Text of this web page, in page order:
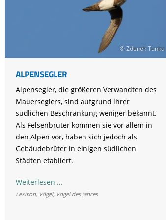
© Zdenek Tunka
ALPENSEGLER
Alpensegler, die größeren Verwandten des
Mauerseglers, sind aufgrund ihrer
südlichen Beschränkung weniger bekannt.
Als Felsenbrüter kommen sie vor allem in
den Alpen vor, haben sich jedoch als
Gebäudebrüter in einigen südlichen
Städten etabliert.
Weiterlesen …
Lexikon, Vögel, Vogel des Jahres